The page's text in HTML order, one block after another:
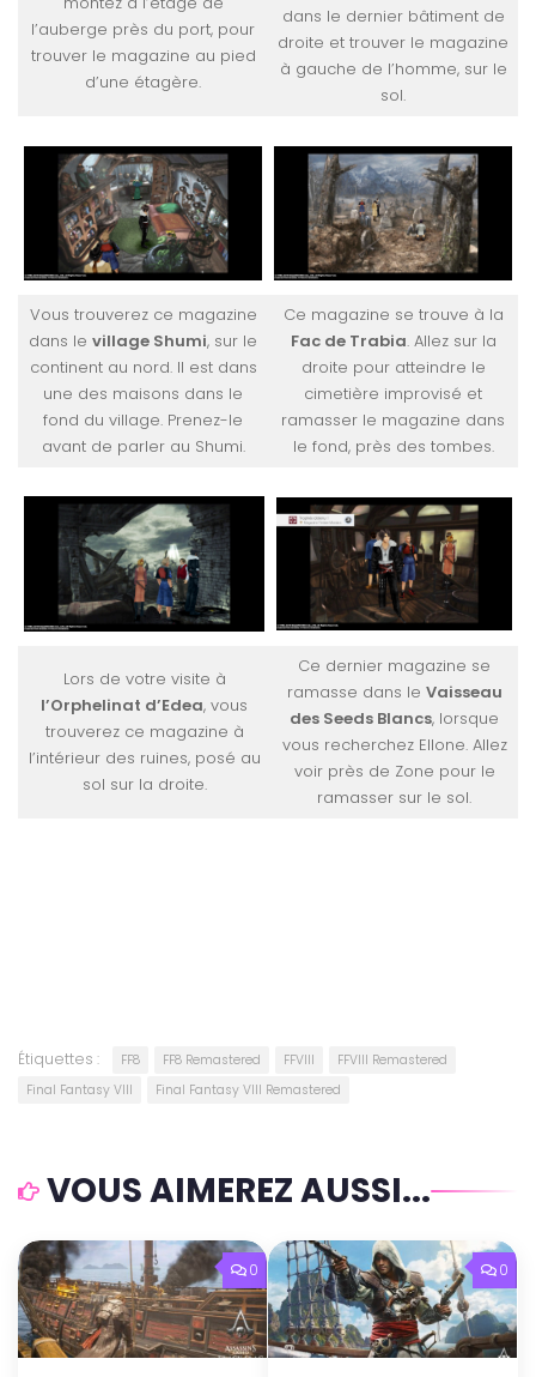
l’auberge près du port, pour
trouver le magazine au pied
d’une étagère.
dans le dernier bâtiment de
droite et trouver le magazine
à gauche de l’homme, sur le
sol.
Vous trouverez ce magazine
dans le village Shumi, sur le
continent au nord. Il est dans
une des maisons dans le
fond du village. Prenez-le
avant de parler au Shumi.
Ce magazine se trouve à la
Fac de Trabia. Allez sur la
droite pour atteindre le
cimetière improvisé et
ramasser le magazine dans
le fond, près des tombes.
Lors de votre visite à
l’Orphelinat d’Edea, vous
trouverez ce magazine à
l’intérieur des ruines, posé au
sol sur la droite.
Ce dernier magazine se
ramasse dans le Vaisseau
des Seeds Blancs, lorsque
vous recherchez Ellone. Allez
voir près de Zone pour le
ramasser sur le sol.
Étiquettes : FF8 FF8 Remastered FFVIII
FFVIII Remastered
Final Fantasy VIII
Final Fantasy VIII Remastered
VOUS AIMEREZ AUSSI...
0 0